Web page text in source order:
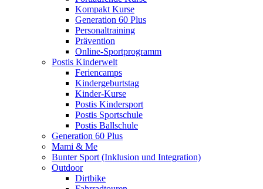
Kompakt Kurse
Generation 60 Plus
Personaltraining
Prävention
Online-Sportprogramm
Postis Kinderwelt
Feriencamps
Kindergeburtstag
Kinder-Kurse
Postis Kindersport
Postis Sportschule
Postis Ballschule
Generation 60 Plus
Mami & Me
Bunter Sport (Inklusion und Integration)
Outdoor
Dirtbike